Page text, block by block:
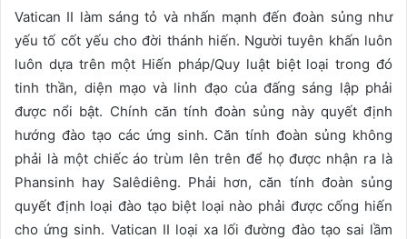
Vatican II làm sáng tỏ và nhấn mạnh đến đoàn sủng như
yếu tố cốt yếu cho đời thánh hiến. Người tuyên khấn luôn
luôn dựa trên một Hiến pháp/Quy luật biệt loại trong đó
tinh thần, diện mạo và linh đạo của đấng sáng lập phải
được nổi bật. Chính căn tính đoàn sủng này quyết định
hướng đào tạo các ứng sinh. Căn tính đoàn sủng không
phải là một chiếc áo trùm lên trên để họ được nhận ra là
Phansinh hay Salêdiêng. Phải hơn, căn tính đoàn sủng
quyết định loại đào tạo biệt loại nào phải được cống hiến
cho ứng sinh. Vatican II loại xa lối đường đào tạo sai lầm